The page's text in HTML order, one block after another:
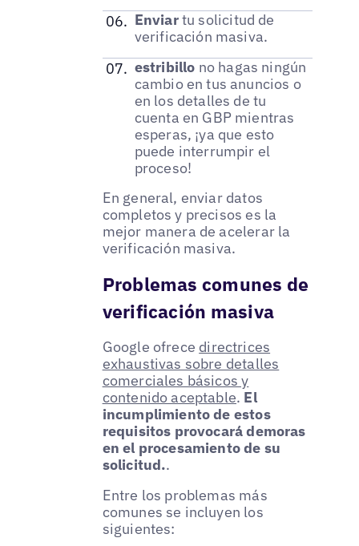
Enviartu solicitud de
verificación masiva.
estribillo no hagas ningún
cambio en tus anuncios o
en los detalles de tu
cuenta en GBP mientras
esperas, ¡ya que esto
puede interrumpir el
proceso!
En general, enviar datos
completos y precisos es la
mejor manera de acelerar la
verificación masiva.
Problemas comunes de
verificación masiva
Google ofrece directrices
exhaustivas sobre detalles
comerciales básicos y
contenido aceptable. El
incumplimiento de estos
requisitos provocará demoras
en el procesamiento de su
solicitud..
Entre los problemas más
comunes se incluyen los
siguientes: